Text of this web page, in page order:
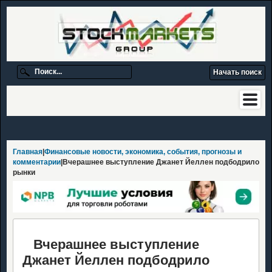
Главная Финансовые новости, экономика, события, прогнозы и
комментарии |Вчерашнее выступление Джанет Йеллен подбодрило
рынки
Вчерашнее выступление
Джанет Йеллен подбодрило